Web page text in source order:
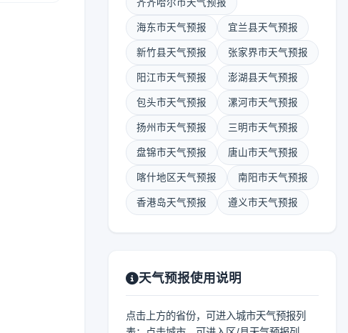
海东市天气预报 宜兰县天气预报
新竹县天气预报 张家界市天气预报
阳江市天气预报 澎湖县天气预报
包头市天气预报 漯河市天气预报
扬州市天气预报 三明市天气预报
盘锦市天气预报 唐山市天气预报
喀什地区天气预报 南阳市天气预报
香港岛天气预报 遵义市天气预报
天气预报使用说明
点击上方的省份，可进入城市天气预报列